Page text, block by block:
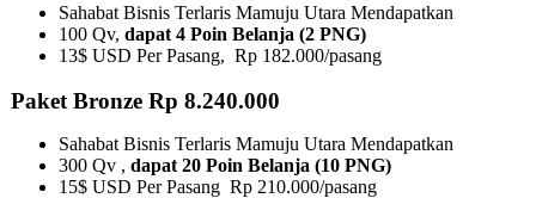
Sahabat Bisnis Terlaris Mamuju Utara Mendapatkan
100 Qv, dapat 4 Poin Belanja (2 PNG)
13$ USD Per Pasang, Rp 182.000/pasang
Paket Bronze Rp 8.240.000
Sahabat Bisnis Terlaris Mamuju Utara Mendapatkan
300 Qv , dapat 20 Poin Belanja (10 PNG)​
15$ USD Per Pasang Rp 210.000/pasang